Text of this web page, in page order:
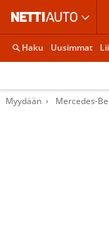
Haku Uusimmat
Myydään Mercedes-